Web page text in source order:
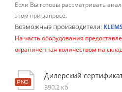
Если Вы готовы рассматривать
этом при запросе.
Возможные производители:
На часть оборудования
ограниченная количеством на
Дилерский
390,2 кб